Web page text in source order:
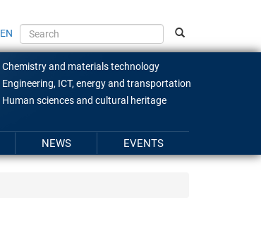
EN
Chemistry and materials technology
Engineering, ICT, energy and transportation
Human sciences and cultural heritage
NEWS EVENTS